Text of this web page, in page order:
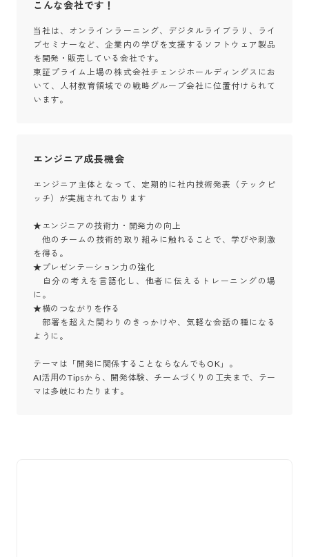
こんな会社です！
当社は、オンラインラーニング、デジタルライブラリ、ライ
ブセミナーなど、企業内の学びを支援するソフトウェア製品
を開発・販売している会社です。
東証プライム上場の株式会社チェンジホールディングスにお
いて、人材教育領域での戦略グループ会社に位置付けられて
います。
エンジニア成長機会
エンジニア主体となって、定期的に社内技術発表（テックピ
ッチ）が実施されております
★エンジニアの技術力・開発力の向上
他のチームの技術的取り組みに触れることで、学びや刺激
を得る。
★プレゼンテーション力の強化
自分の考えを言語化し、他者に伝えるトレーニングの場
に。
★横のつながりを作る
部署を超えた関わりのきっかけや、気軽な会話の種になる
ように。
テーマは「開発に関係することならなんでもOK」。
AI活用のTipsから、開発体験、チームづくりの工夫まで、テー
マは多岐にわたります。